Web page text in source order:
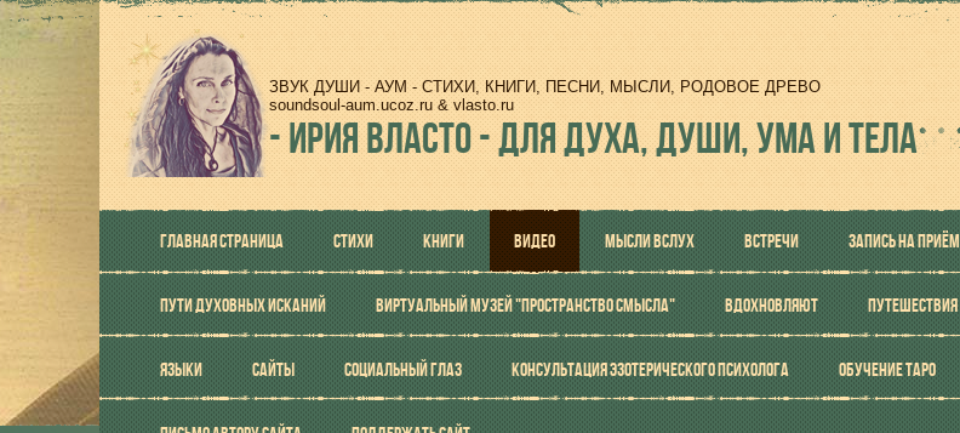
ЗВУК ДУШИ - АУМ - СТИХИ, КНИГИ, ПЕСНИ, МЫСЛИ, РОДОВОЕ ДРЕВО
soundsoul-aum.ucoz.ru & vlasto.ru
-ИРИЯ ВЛАСТО - ДЛЯ ДУХА, ДУШИ, УМА И ТЕЛА
ГЛАВНАЯ СТРАНИЦА СТИХИ КНИГИ ВИДЕО МЫСЛИ ВСЛУХ ВСТРЕЧИ ЗАПИСЬ НА ПРИЁМ
ПУТИ ДУХОВНЫХ ИСКАНИЙ ВИРТУАЛЬНЫЙ МУЗЕЙ "ПРОСТРАНСТВО СМЫСЛА" ВДОХНОВЛЯЮТ ПУТЕШЕСТВИЯ
ЯЗЫКИ САЙТЫ СОЦИАЛЬНЫЙ ГЛАЗ КОНСУЛЬТАЦИЯ ЭЗОТЕРИЧЕСКОГО ПСИХОЛОГА ОБУЧЕНИЕ ТАРО